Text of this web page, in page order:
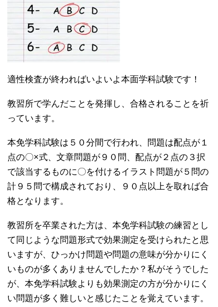
適性検査が終わればいよいよ本面学科試験です！
教習所で学んだことを発揮し、合格されることを祈
っています。
本免学科試験は５０分間で行われ、問題は配点が１
点の〇×式、文章問題が９０問、配点が２点の３択
で該当するものに〇を付けるイラスト問題が５問の
計９５問で構成されており、９０点以上を取れば合
格となります。
教習所を卒業された方は、本免学科試験の練習とし
て同じような問題形式で効果測定を受けられたと思
いますが、ひっかけ問題や問題の意味が分かりにく
いものが多くありませんでしたか？私がそうでした
が、本免学科試験よりも効果測定の方が分かりにく
い問題が多く難しいと感じたことを覚えています。